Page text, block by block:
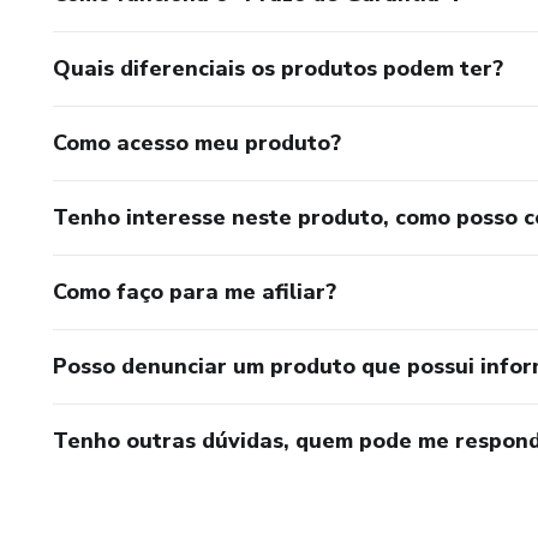
Quais diferenciais os produtos podem ter?
Como acesso meu produto?
Tenho interesse neste produto, como posso
Como faço para me afiliar?
Posso denunciar um produto que possui
Tenho outras dúvidas, quem pode me